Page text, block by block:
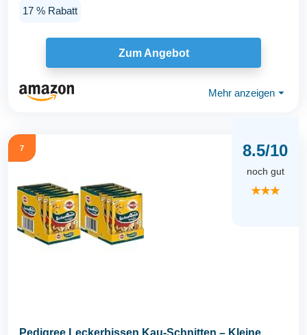
17 % Rabatt
Zum Angebot
Mehr anzeigen ⏷
7 8.5/10
noch gut
★★★